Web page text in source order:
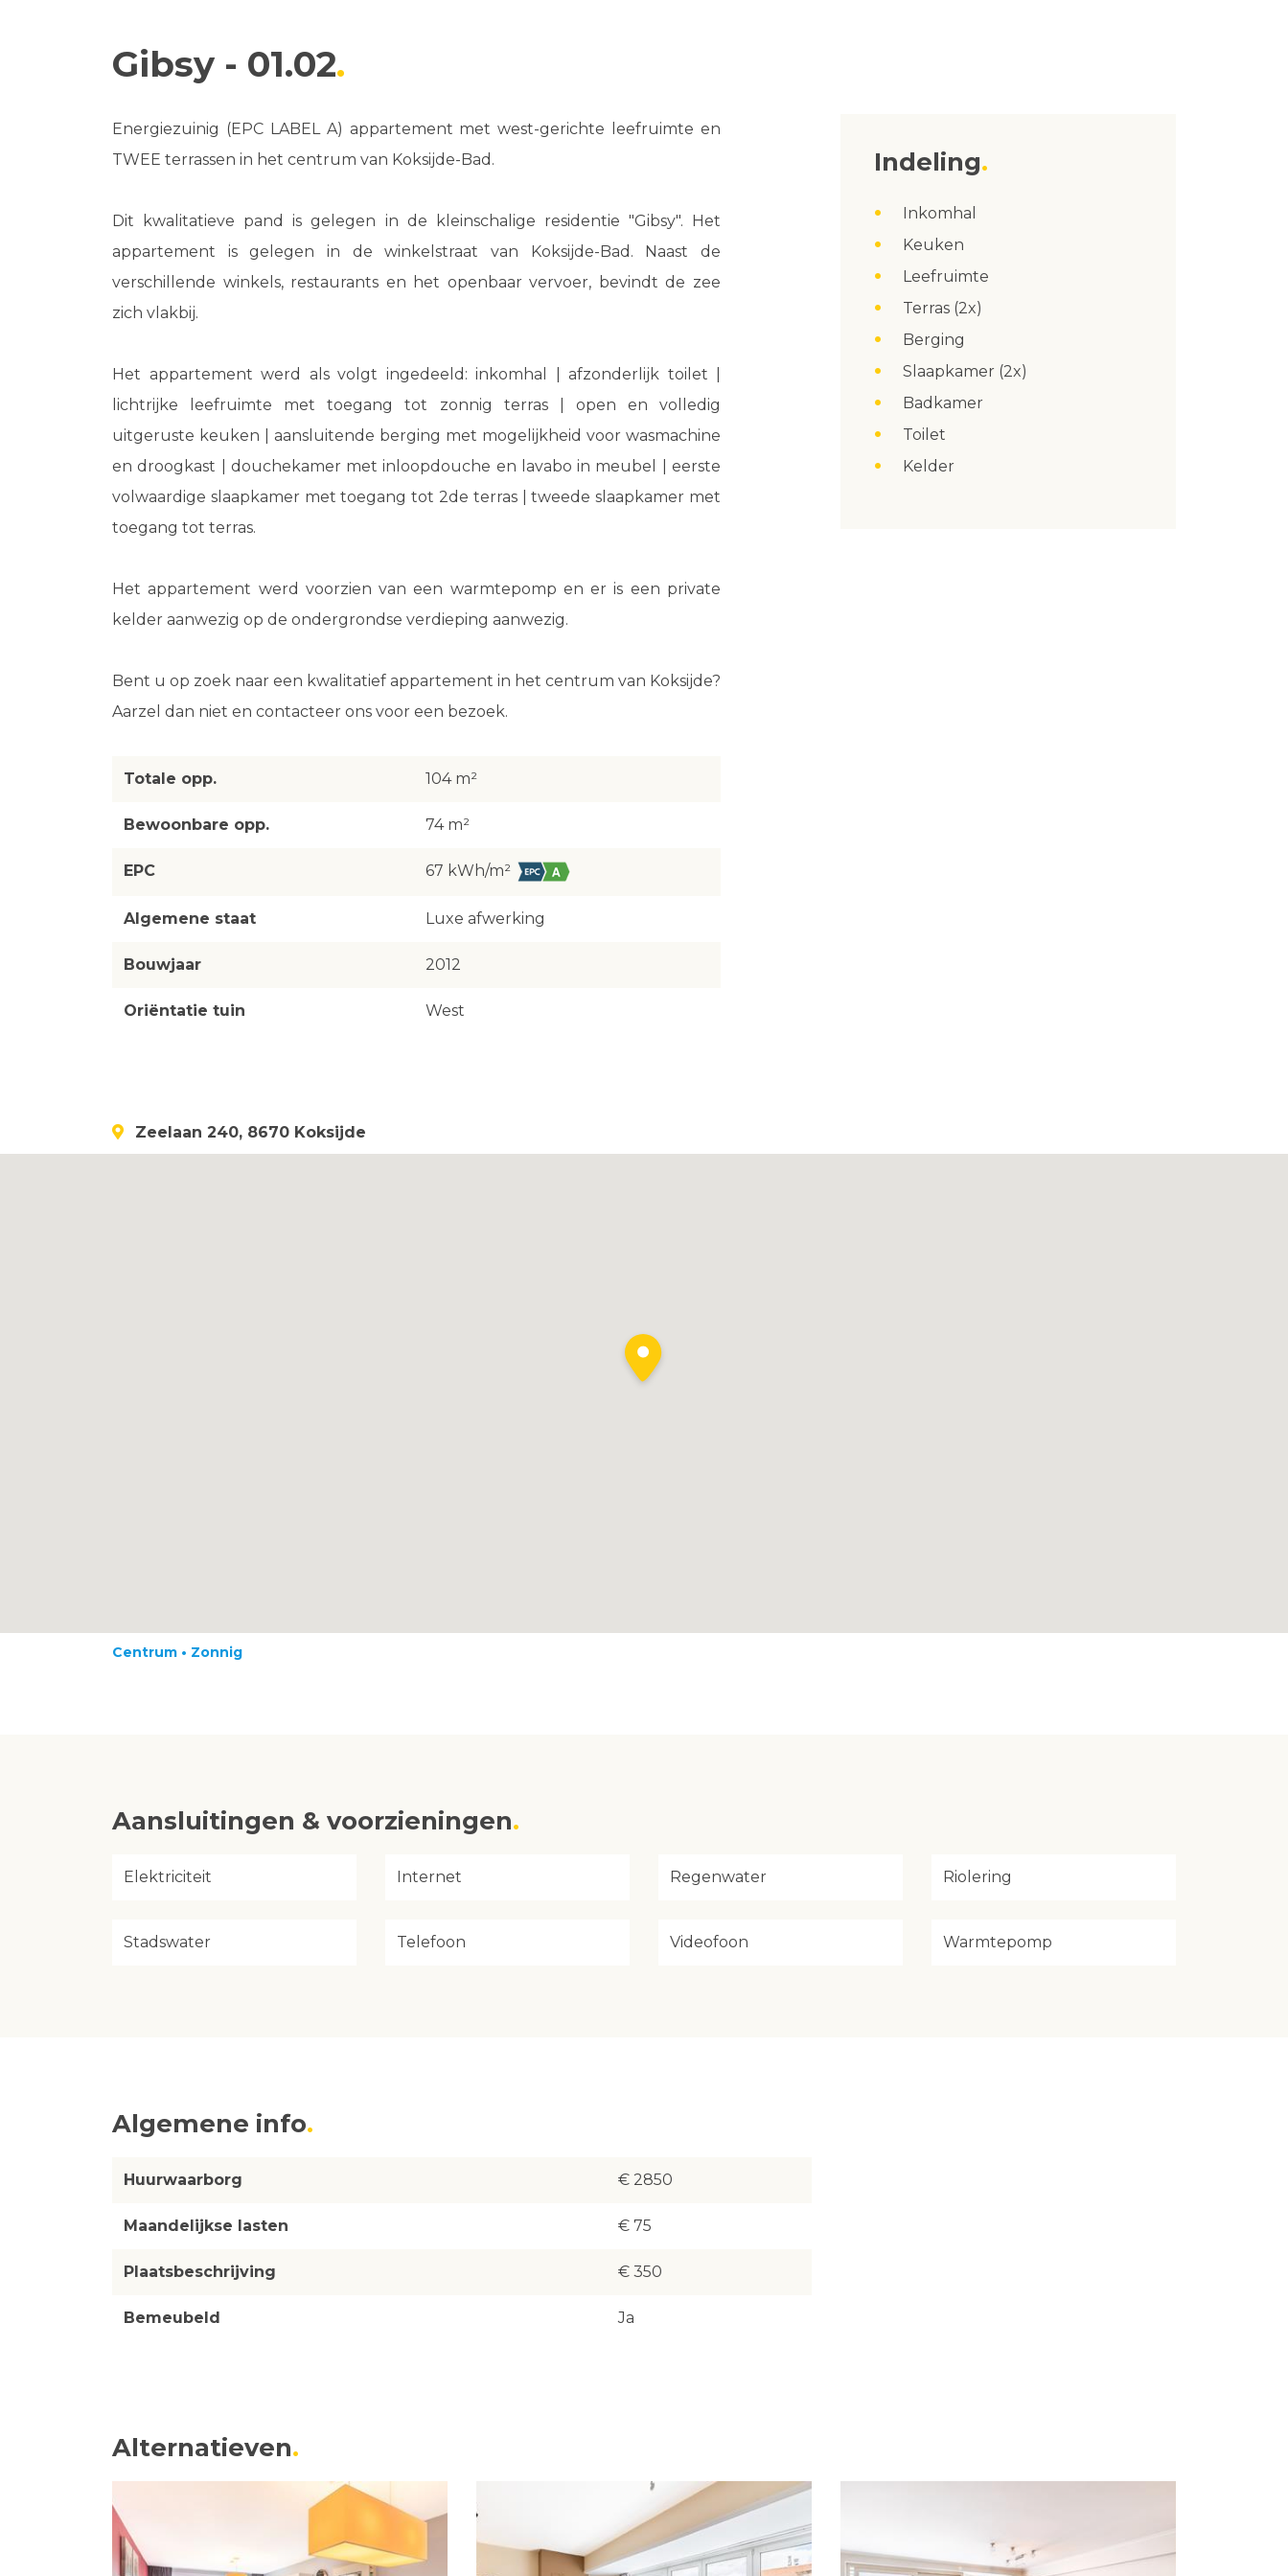
Gibsy - 01.02
Energiezuinig (EPC LABEL A) appartement met west-gerichte leefruimte en
TWEE terrassen in het centrum van Koksijde-Bad.
Dit kwalitatieve pand is gelegen in de kleinschalige residentie "Gibsy". Het
appartement is gelegen in de winkelstraat van Koksijde-Bad. Naast de
verschillende winkels, restaurants en het openbaar vervoer, bevindt de zee
zich vlakbij.
Het appartement werd als volgt ingedeeld: inkomhal | afzonderlijk toilet |
lichtrijke leefruimte met toegang tot zonnig terras | open en volledig
uitgeruste keuken | aansluitende berging met mogelijkheid voor wasmachine
en droogkast | douchekamer met inloopdouche en lavabo in meubel | eerste
volwaardige slaapkamer met toegang tot 2de terras | tweede slaapkamer met
toegang tot terras.
Het appartement werd voorzien van een warmtepomp en er is een private
kelder aanwezig op de ondergrondse verdieping aanwezig.
Bent u op zoek naar een kwalitatief appartement in het centrum van Koksijde?
Aarzel dan niet en contacteer ons voor een bezoek.
Totale opp. 104 m²
Bewoonbare opp. 74 m²
EPC 67 kWh/m²
Algemene staat Luxe afwerking
Bouwjaar 2012
Oriëntatie tuin West
Indeling
Inkomhal
Keuken
Leefruimte
Terras (2x)
Berging
Slaapkamer (2x)
Badkamer
Toilet
Kelder
Zeelaan 240, 8670 Koksijde
Centrum • Zonnig
Aansluitingen & voorzieningen
Elektriciteit Internet Regenwater Riolering
Stadswater Telefoon Videofoon Warmtepomp
Algemene info
Huurwaarborg € 2850
Maandelijkse lasten € 75
Plaatsbeschrijving € 350
Bemeubeld Ja
Alternatieven